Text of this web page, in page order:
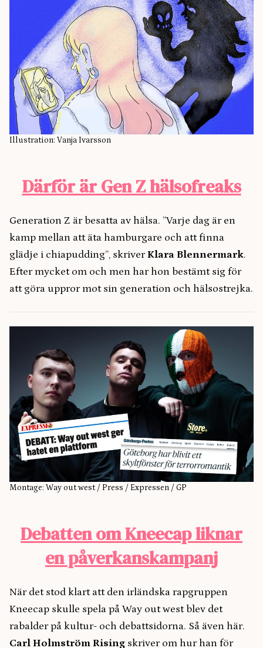
Illustration: Vanja Ivarsson
Därför är Gen Z hälsofreaks
Generation Z är besatta av hälsa. ”Varje dag är en
kamp mellan att äta hamburgare och att finna
glädje i chiapudding”, skriverKlara Blennermark.
Efter mycket om och men har hon bestämt sig för
att göra uppror mot sin generation och hälsostrejka.
Montage: Way out west / Press / Expressen / GP
Debatten om Kneecap liknar
en påverkanskampanj
När det stod klart att den irländska rapgruppen
Kneecap skulle spela på Way out west blev det
rabalder på kultur- och debattsidorna. Så även här.
Carl Holmström Rising skriver om hur han för